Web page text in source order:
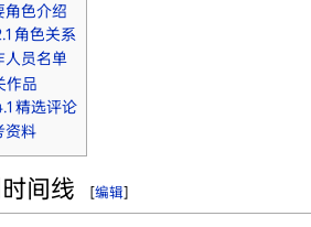
角色介绍
角色关系
人员名单
作品
精选评论
资料
间线 [编辑]